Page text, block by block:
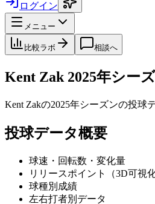
ログイン
メニュー
比較ラボ 相談へ
Kent Zak 2025年シー
Kent Zakの2025年シーズンの投球
投球データ概要
球速・回転数・変化量
リリースポイント（3D可視化
球種別成績
左右打者別データ